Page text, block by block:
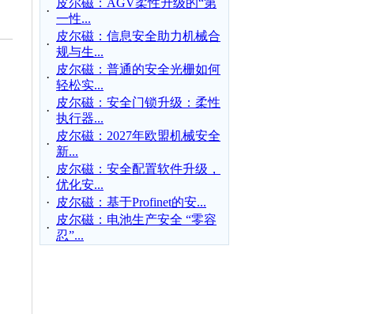
·
皮尔磁：AGV柔性升级的“第
一性...
·
皮尔磁：信息安全助力机械合
规与生...
·
皮尔磁：普通的安全光栅如何
轻松实...
·
皮尔磁：安全门锁升级：柔性
执行器...
·
皮尔磁：2027年欧盟机械安全
新...
·
皮尔磁：安全配置软件升级，
优化安...
·
皮尔磁：基于Profinet的安...
·
皮尔磁：电池生产安全 “零容
忍”...